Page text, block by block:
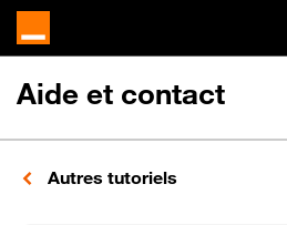
Aide et contact
Autres tutoriels